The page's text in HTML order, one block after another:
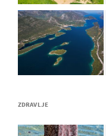
ZDRAVLJE